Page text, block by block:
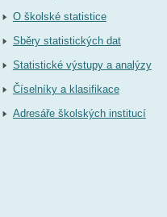
O školské statistice
Sběry statistických dat
Statistické výstupy a analýzy
Číselníky a klasifikace
Adresáře školských institucí